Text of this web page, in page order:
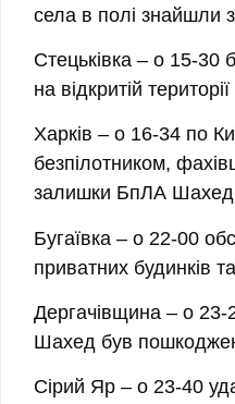
села в полі знайшли
Стецьківка – о 15-30
на відкритій
Харків – о 16-34 по
безпілотником,
залишки БпЛА
Бугаївка – о 22-00
приватних будинків
Дергачівщина – о 23-
Шахед був
Сірий Яр – о 23-40